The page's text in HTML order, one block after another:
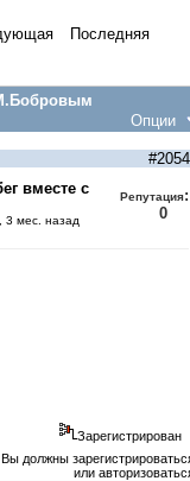
Последняя
Опции
#2054
вместе с
3 мес. назад
Репутация:
0
Зарегистрирован
должны
или